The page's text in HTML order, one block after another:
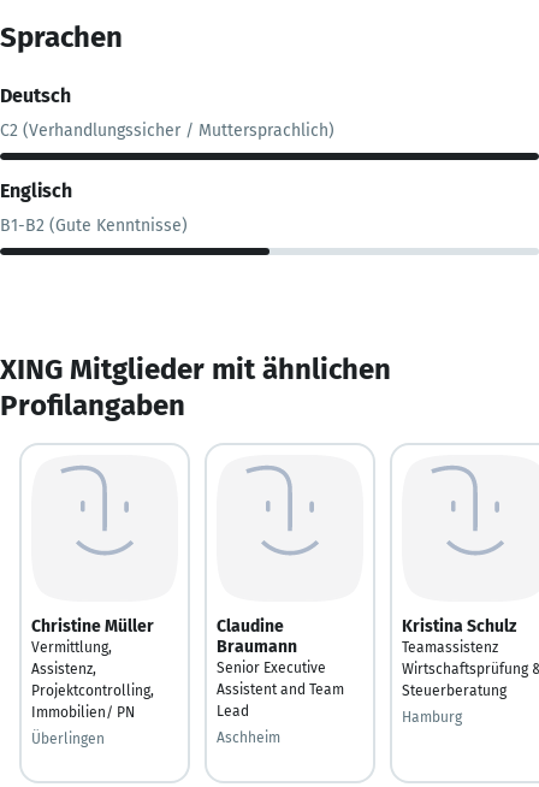
Sprachen
Deutsch
C2 (Verhandlungssicher / Muttersprachlich)
Englisch
B1-B2 (Gute Kenntnisse)
XING Mitglieder mit ähnlichen
Profilangaben
Christine Müller
Vermittlung,
Assistenz,
Projektcontrolling,
Immobilien/ PN
Überlingen
Claudine
Braumann
Senior Executive
Assistent and Team
Lead
Aschheim
Kristina Schulz
Teamassistenz
Wirtschaftsprüfung
Steuerberatung
Hamburg